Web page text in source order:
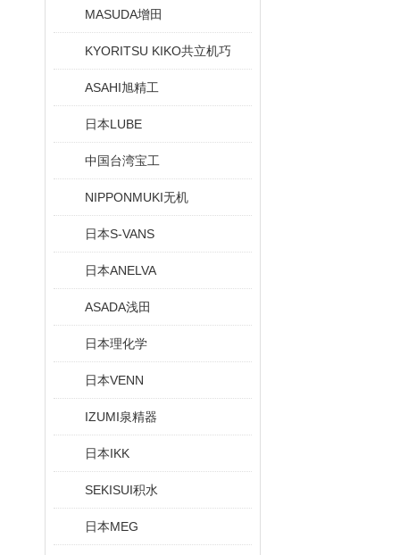
MASUDA增田
KYORITSU KIKO共立机巧
ASAHI旭精工
日本LUBE
中国台湾宝工
NIPPONMUKI无机
日本S-VANS
日本ANELVA
ASADA浅田
日本理化学
日本VENN
IZUMI泉精器
日本IKK
SEKISUI积水
日本MEG